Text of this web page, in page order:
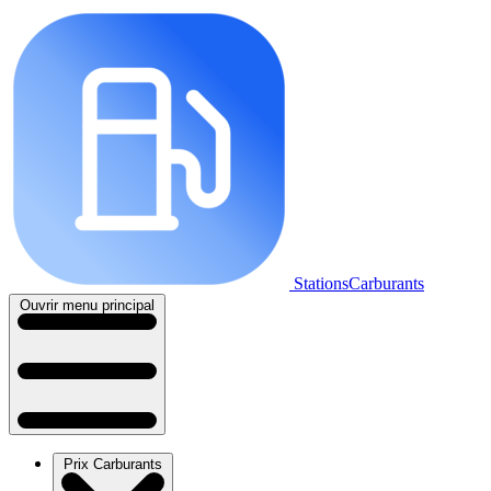
StationsCarburants
Ouvrir menu principal
Prix Carburants